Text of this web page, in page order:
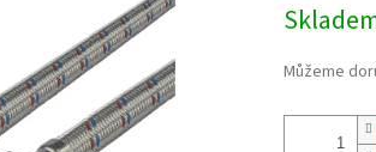
cena:
Můžeme